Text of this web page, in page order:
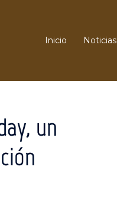
Inicio Noticias
un